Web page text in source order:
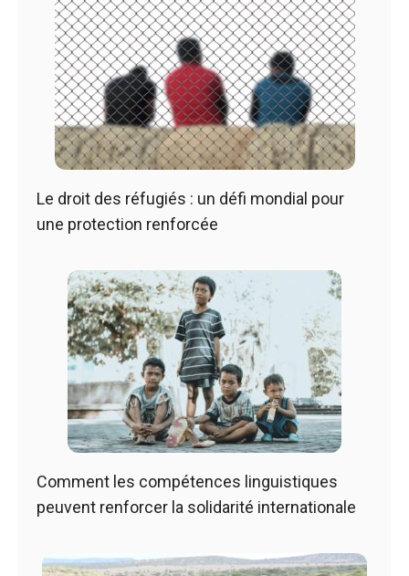
Le droit des réfugiés : un défi mondial pour
une protection renforcée
Comment les compétences linguistiques
peuvent renforcer la solidarité internationale